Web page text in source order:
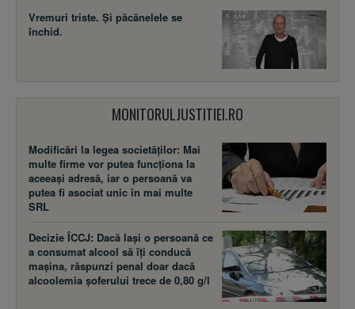
Vremuri triste. Şi păcănelele se
închid.
MONITORULJUSTITIEI.RO
Modificări la legea societăţilor: Mai
multe firme vor putea funcţiona la
aceeaşi adresă, iar o persoană va
putea fi asociat unic în mai multe
SRL
Decizie ÎCCJ: Dacă laşi o persoană ce
a consumat alcool să îţi conducă
maşina, răspunzi penal doar dacă
alcoolemia şoferului trece de 0,80 g/l